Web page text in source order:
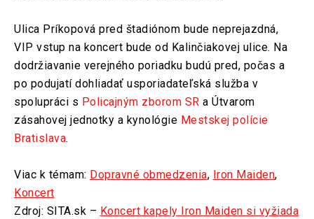
Ulica Príkopová pred štadiónom bude neprejazdná,
VIP vstup na koncert bude od Kalinčiakovej ulice. Na
dodržiavanie verejného poriadku budú pred, počas a
po podujatí dohliadať usporiadateľská služba v
spolupráci s Policajným zborom SR a Útvarom
zásahovej jednotky a kynológie Mestskej polície
Bratislava.
Viac k témam: Dopravné obmedzenia, Iron Maiden,
Koncert
Zdroj: SITA.sk – Koncert kapely Iron Maiden si vyžiada